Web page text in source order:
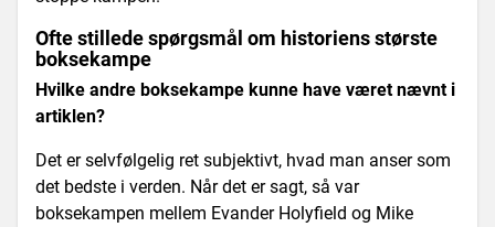
Ofte stillede spørgsmål om historiens største
boksekampe
Hvilke andre boksekampe kunne have været nævnt i
artiklen?
Det er selvfølgelig ret subjektivt, hvad man anser som
det bedste i verden. Når det er sagt, så var
boksekampen mellem Evander Holyfield og Mike